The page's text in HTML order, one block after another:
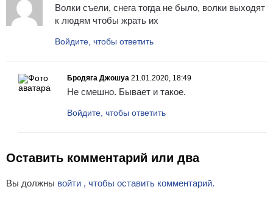
Волки съели, снега тогда не было, волки выходят
к людям чтобы жрать их
Войдите, чтобы ответить
Бродяга Джошуа 21.01.2020, 18:49
Не смешно. Бывает и такое.
Войдите, чтобы ответить
Оставить комментарий или два
Вы должны войти , чтобы оставить комментарий.